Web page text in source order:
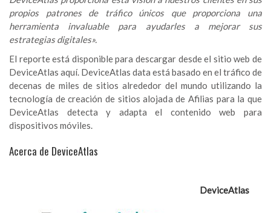
propios patrones de tráfico únicos que proporciona una
herramienta invaluable para ayudarles a mejorar sus
estrategias digitales».
El reporte está disponible para descargar desde el sitio web de
DeviceAtlas aquí. DeviceAtlas data está basado en el tráfico de
decenas de miles de sitios alrededor del mundo utilizando la
tecnología de creación de sitios alojada de Afilias para la que
DeviceAtlas detecta y adapta el contenido web para
dispositivos móviles.
Acerca de DeviceAtlas
DeviceAtlas